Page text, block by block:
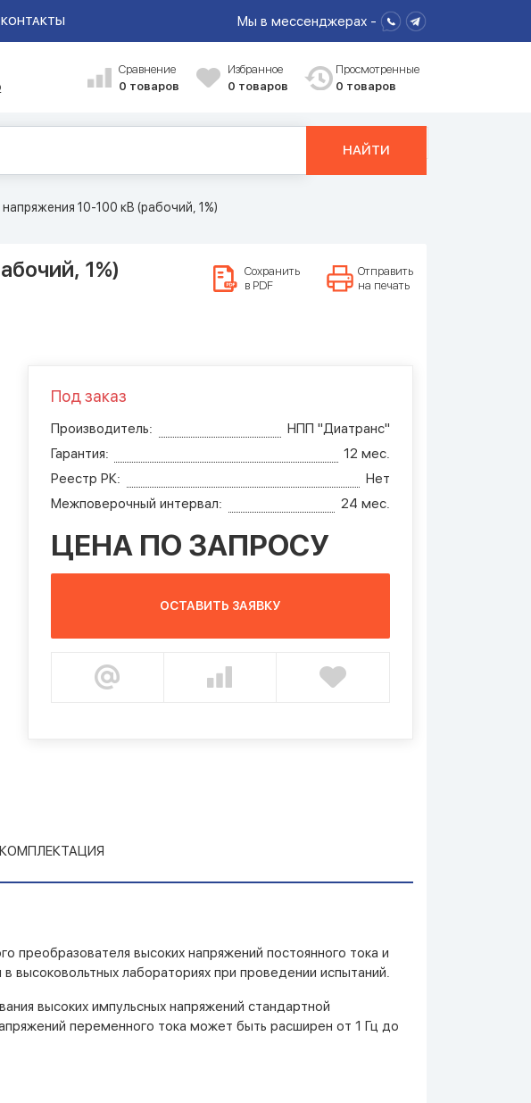
КОНТАКТЫ Мы в мессенджерах -
Сравнение
0 товаров
Избранное
0 товаров
Просмотренные
0 товаров
НАЙТИ
10-100 кВ (рабочий, 1%)
1%)
Сохранить
в PDF
Отправить
на печать
Под заказ
Производитель:
НПП "Диатранс"
Гарантия:
12 мес.
Реестр РК:
Нет
Межповерочный интервал:
24 мес.
ЦЕНА ПО ЗАПРОСУ
ОСТАВИТЬ ЗАЯВКУ
КОМПЛЕКТАЦИЯ
преобразователя высоких напряжений постоянного тока и
высоковольтных лабораториях при проведении испытаний.
высоких импульсных напряжений стандартной
переменного тока может быть расширен от 1 Гц до